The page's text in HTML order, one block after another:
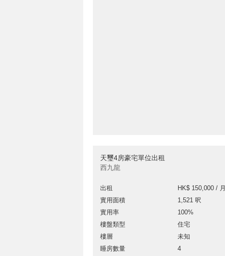
天璽4房豪宅單位出租
西九龍
出租
HK$ 150,000 / 月
實用面積
1,521 呎
實用率
100%
樓盤類型
住宅
樓層
未知
睡房數量
4